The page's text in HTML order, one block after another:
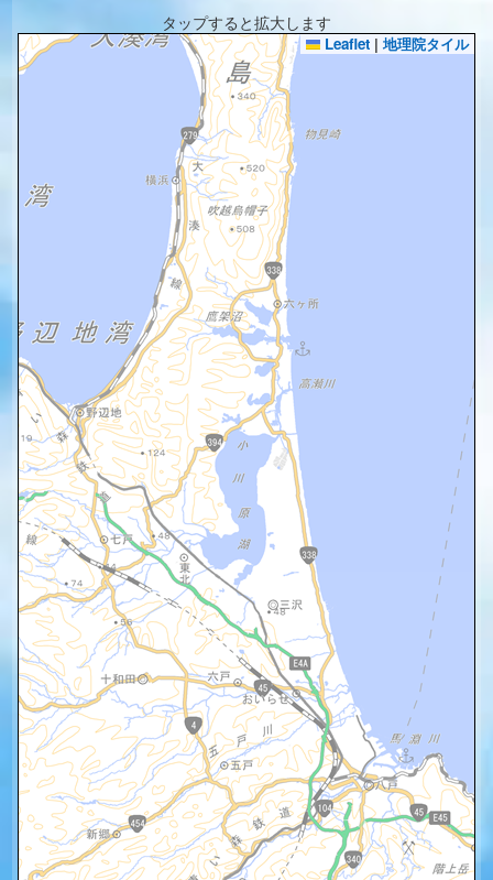
タップすると拡大します
Leaflet | 地理院タイル